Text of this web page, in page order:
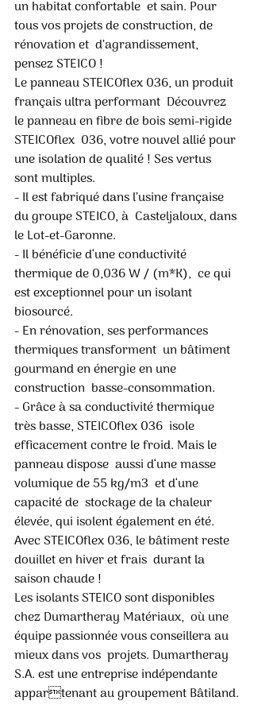
un habitat confortable  et sain. Pour
tous vos projets de construction, de
rénovation et  d’agrandissement,
pensez STEICO !
Le panneau STEICOflex 036, un produit
français ultra performant  Découvrez
le panneau en fibre de bois semi-rigide
STEICOflex  036, votre nouvel allié pour
une isolation de qualité ! Ses vertus
sont multiples.
- Il est fabriqué dans l’usine française
du groupe STEICO, à  Casteljaloux, dans
le Lot-et-Garonne.
- Il bénéficie d‘une conductivité
thermique de 0,036 W / (m*K),  ce qui
est exceptionnel pour un isolant
biosourcé.
- En rénovation, ses performances
thermiques transforment  un bâtiment
gourmand en énergie en une
construction  basse-consommation.
- Grâce à sa conductivité thermique
très basse, STEICOflex 036  isole
efficacement contre le froid. Mais le
panneau dispose  aussi d‘une masse
volumique de 55 kg/m3  et d‘une
capacité de  stockage de la chaleur
élevée, qui isolent également en été.
Avec STEICOflex 036, le bâtiment reste
douillet en hiver et frais  durant la
saison chaude !
Les isolants STEICO sont disponibles
chez Dumartheray Matériaux,  où une
équipe passionnée vous conseillera au
mieux dans vos  projets. Dumartheray
S.A. est une entreprise indépendante
appartenant au groupement Bâtiland.